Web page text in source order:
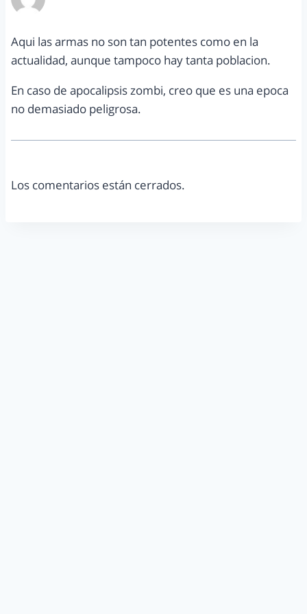
Aqui las armas no son tan potentes como en la
actualidad, aunque tampoco hay tanta poblacion.
En caso de apocalipsis zombi, creo que es una epoca
no demasiado peligrosa.
Los comentarios están cerrados.